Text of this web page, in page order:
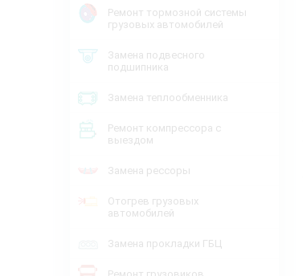
Ремонт тормозной системы
грузовых автомобилей
Замена подвесного
подшипника
Замена теплообменника
Ремонт компрессора с
выездом
Замена рессоры
Отогрев грузовых
автомобилей
Замена прокладки ГБЦ